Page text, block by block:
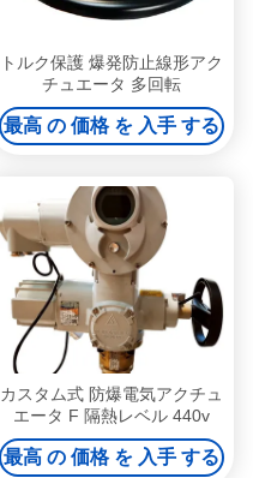
トルク保護 爆発防止線形アク
チュエータ 多回転
最高 の 価格 を 入手 する
カスタム式 防爆電気アクチュ
エータ F 隔熱レベル 440v
最高 の 価格 を 入手 する